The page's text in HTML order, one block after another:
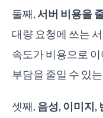
둘째,서버 비용을
대량 요청에 쓰는
속도가 비용으로
부담을 줄일 수 있
셋째, 음성, 이미지,